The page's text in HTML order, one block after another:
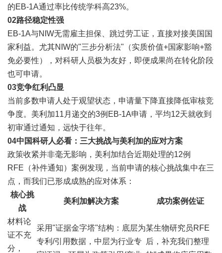
的EB-1A通过率比传统学科高23%。
02路径稳定性强
EB-1A与NIW无需雇主担保、跳过劳工证，直接对接美国国
家利益。尤其NIW的"三步分析法"（实质价值+国家影响+豁
免必要性），对科研人员极为友好，即便成果尚在转化阶段
也可申请。
03竞争红利凸显
当前多数申请人处于观望状态，申请量下降直接降低审核竞
争度。美利加11月递交的3例EB-1A申请，平均12天就收到
初审通过通知，远快于往年。
04中国科研人必看：三大挑战与美利加的应对方案
政策收紧并非毫无影响，美利加结合近期处理的12例
RFE（补件通知）案例发现，当前申请的核心挑战集中在三
点，而我们已形成成熟的应对体系：
核心挑
战
美利加解决方案 成功案例佐证
材料论
证不充
分，
采用"证据金字塔"结构：底层为
专利/引用数据，中层为行业专
某生物研究员RFE
后，补充我们整理